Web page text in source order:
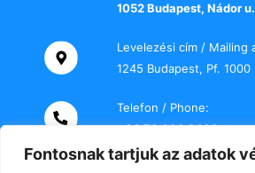
Fontosnak tartjuk az adatok
1052 Budapest, Nádor u.
Levelezési cím / Mailing
1245 Budapest, Pf. 1000
Telefon / Phone:
+36 70 000 2469
E-mail: